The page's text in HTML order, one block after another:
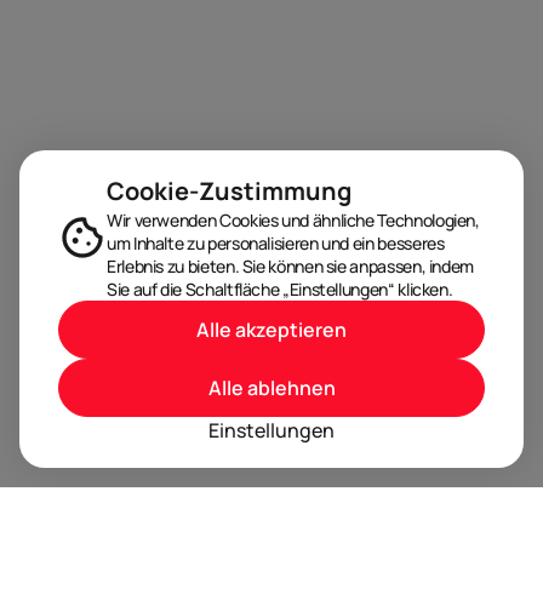
Cookie-Zustimmung
Wir verwenden Cookies und ähnliche Technologien,
um Inhalte zu personalisieren und ein besseres
Erlebnis zu bieten. Sie können sie anpassen, indem
Sie auf die Schaltfläche „Einstellungen“ klicken.
Einstellungen
Alle ablehnen
Alle akzeptieren